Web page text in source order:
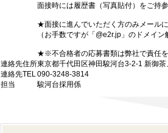
面接時には履歴書（写真貼付）をご持参
★面接に進んでいただく方のみメールに
（お手数ですが「@e2r.jp」のドメイン
★※不合格者の応募書類は弊社で責任を
連絡先住所東京都千代田区神田駿河台3-2-1 新御
連絡先TEL090-3248-3814
担当
駿河台採用係